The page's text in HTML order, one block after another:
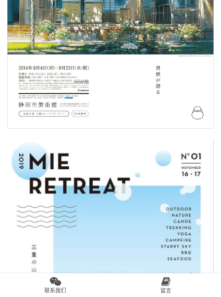
联系我们 留言